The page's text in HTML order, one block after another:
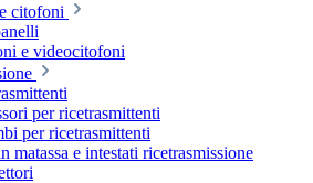
citofoni
e videocitofoni
per ricetrasmittenti
per ricetrasmittenti
matassa e intestati ricetrasmissione